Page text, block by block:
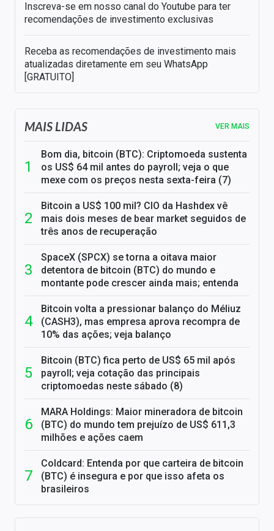
Inscreva-se em nosso canal do Youtube para ter
recomendações de investimento exclusivas
Receba as recomendações de investimento mais
atualizadas diretamente em seu WhatsApp
[GRATUITO]
MAIS LIDAS VER MAIS
Bom dia, bitcoin (BTC): Criptomoeda sustenta
os US$ 64 mil antes do payroll; veja o que
mexe com os preços nesta sexta-feira (7)
Bitcoin a US$ 100 mil? CIO da Hashdex vê
mais dois meses de bear market seguidos de
três anos de recuperação
SpaceX (SPCX) se torna a oitava maior
detentora de bitcoin (BTC) do mundo e
montante pode crescer ainda mais; entenda
Bitcoin volta a pressionar balanço do Méliuz
(CASH3), mas empresa aprova recompra de
10% das ações; veja balanço
Bitcoin (BTC) fica perto de US$ 65 mil após
payroll; veja cotação das principais
criptomoedas neste sábado (8)
MARA Holdings: Maior mineradora de bitcoin
(BTC) do mundo tem prejuízo de US$ 611,3
milhões e ações caem
Coldcard: Entenda por que carteira de bitcoin
(BTC) é insegura e por que isso afeta os
brasileiros